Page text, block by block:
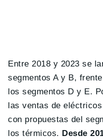
Entre 2018 y 2023 se
segmentos A y B,
los segmentos D y E.
las ventas de
con propuestas del
los térmicos. Desde